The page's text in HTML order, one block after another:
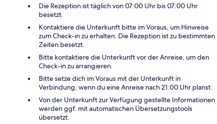
Die Rezeption ist täglich von 07:00 Uhr bis 07:00 Uhr
besetzt.
Kontaktiere die Unterkunft bitte im Voraus, um Hinweise
zum Check-in zu erhalten. Die Rezeption ist zu bestimmten
Zeiten besetzt.
Bitte kontaktiere die Unterkunft vor der Anreise, um den
Check-in zu arrangieren.
Bitte setze dich im Voraus mit der Unterkunft in
Verbindung, wenn du eine Anreise nach 21:00 Uhr planst.
Von der Unterkunft zur Verfügung gestellte Informationen
werden ggf. mit automatischen Übersetzungstools
übersetzt.